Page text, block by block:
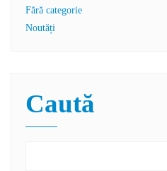
Fără categorie
Noutăți
Caută